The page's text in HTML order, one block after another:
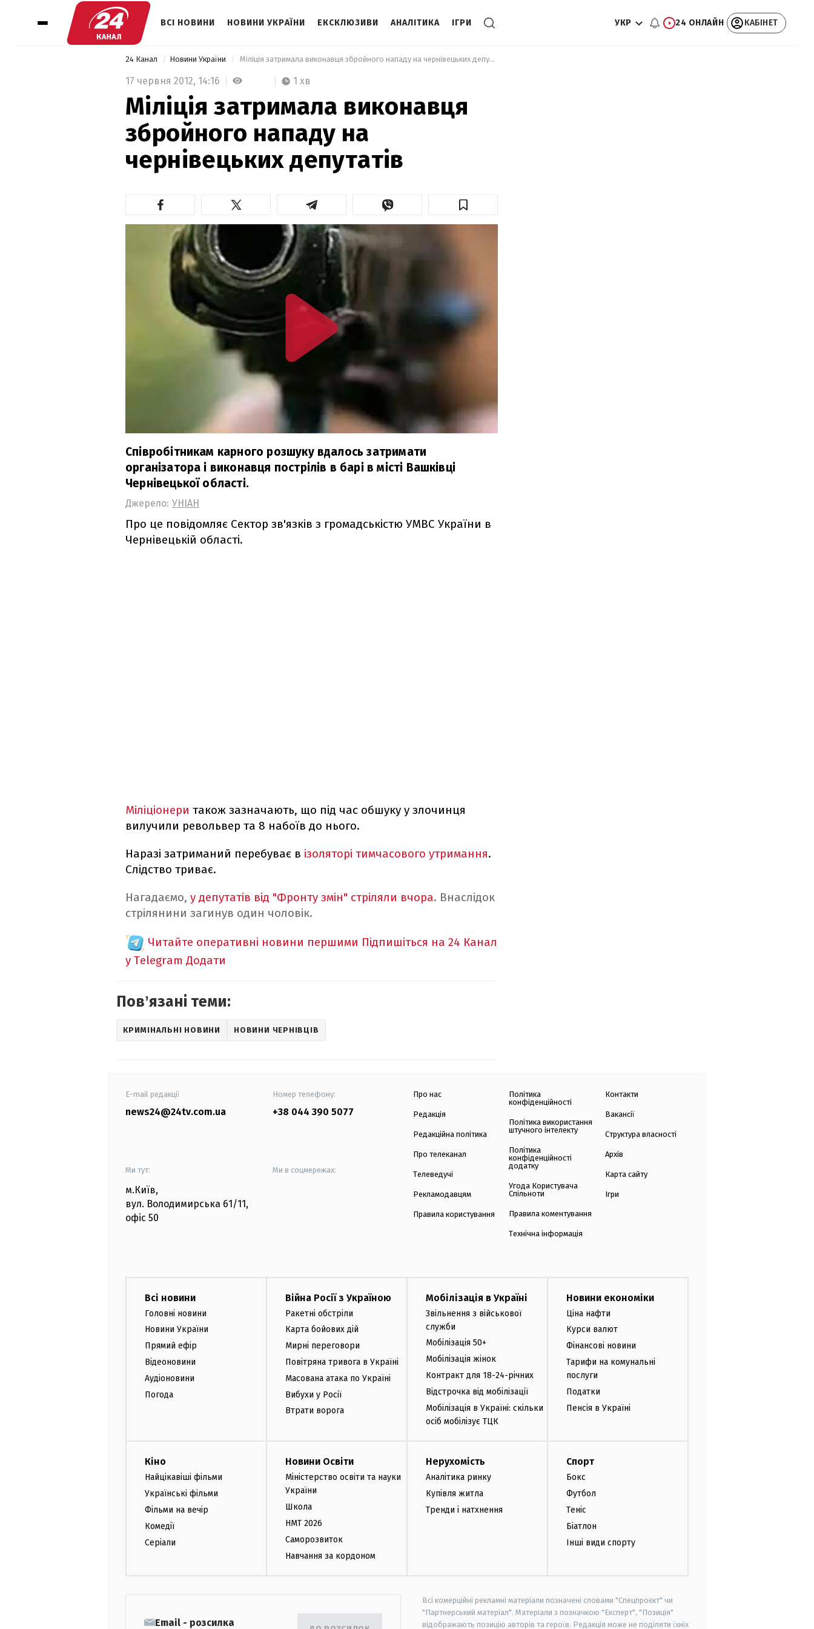
ВСІ НОВИНИ НОВИНИ УКРАЇНИ ЕКСКЛЮЗИВИ АНАЛІТИКА ІГРИ УКР 24 ОНЛАЙН КАБІНЕТ
24 Канал Новини України Міліція затримала виконавця збройного нападу на чернівецьких депутатів
17 червня 2012, 14:16 1 хв
Міліція затримала виконавця
збройного нападу на
чернівецьких депутатів
Співробітникам карного розшуку вдалось затримати
організатора і виконавця пострілів в барі в місті Вашківці
Чернівецької області.
Джерело: УНІАН
Про це повідомляє Сектор зв'язків з громадськістю УМВС України в
Чернівецькій області.
Міліціонери також зазначають, що під час обшуку у злочинця
вилучили револьвер та 8 набоїв до нього.
Наразі затриманий перебуває в ізоляторі тимчасового утримання.
Слідство триває.
Нагадаємо, у депутатів від "Фронту змін" стріляли вчора. Внаслідок
стрілянини загинув один чоловік.
Читайте оперативні новини першими Підпишіться на 24 Канал
у Telegram Додати
Повʼязані теми:
КРИМІНАЛЬНІ НОВИНИ НОВИНИ ЧЕРНІВЦІВ
E-mail редакції
news24@24tv.com.ua
Номер телефону:
+38 044 390 5077
Ми тут:
м.Київ,
вул. Володимирська 61/11,
офіс 50
Ми в соцмережах:
Про нас
Редакція
Редакційна політика
Про телеканал
Телеведучі
Рекламодавцям
Правила користування
Політика
конфіденційності
Політика використання
штучного інтелекту
Політика
конфіденційності
додатку
Угода Користувача
Спільноти
Правила коментування
Технічна інформація
Контакти
Вакансії
Структура власності
Архів
Карта сайту
Ігри
Всі новини
Головні новини
Новини України
Прямий ефір
Відеоновини
Аудіоновини
Погода
Війна Росії з Україною
Ракетні обстріли
Карта бойових дій
Мирні переговори
Повітряна тривога в Україні
Масована атака по Україні
Вибухи у Росії
Втрати ворога
Мобілізація в Україні
Звільнення з військової
служби
Мобілізація 50+
Мобілізація жінок
Контракт для 18-24-річних
Відстрочка від мобілізації
Мобілізація в Україні: скільки
осіб мобілізує ТЦК
Новини економіки
Ціна нафти
Курси валют
Фінансові новини
Тарифи на комунальні
послуги
Податки
Пенсія в Україні
Кіно
Найцікавіші фільми
Українські фільми
Фільми на вечір
Комедії
Серіали
Новини Освіти
Міністерство освіти та науки
України
Школа
НМТ 2026
Саморозвиток
Навчання за кордоном
Нерухомість
Аналітика ринку
Купівля житла
Тренди і натхнення
Спорт
Бокс
Футбол
Теніс
Біатлон
Інші види спорту
Email - розсилка
Всі комерційні рекламні матеріали позначені словами "Спецпроєкт" чи
"Партнерський матеріал". Матеріали з позначкою "Експерт", "Позиція"
відображають позицію авторів та героїв. Редакція може не поділяти їхніх